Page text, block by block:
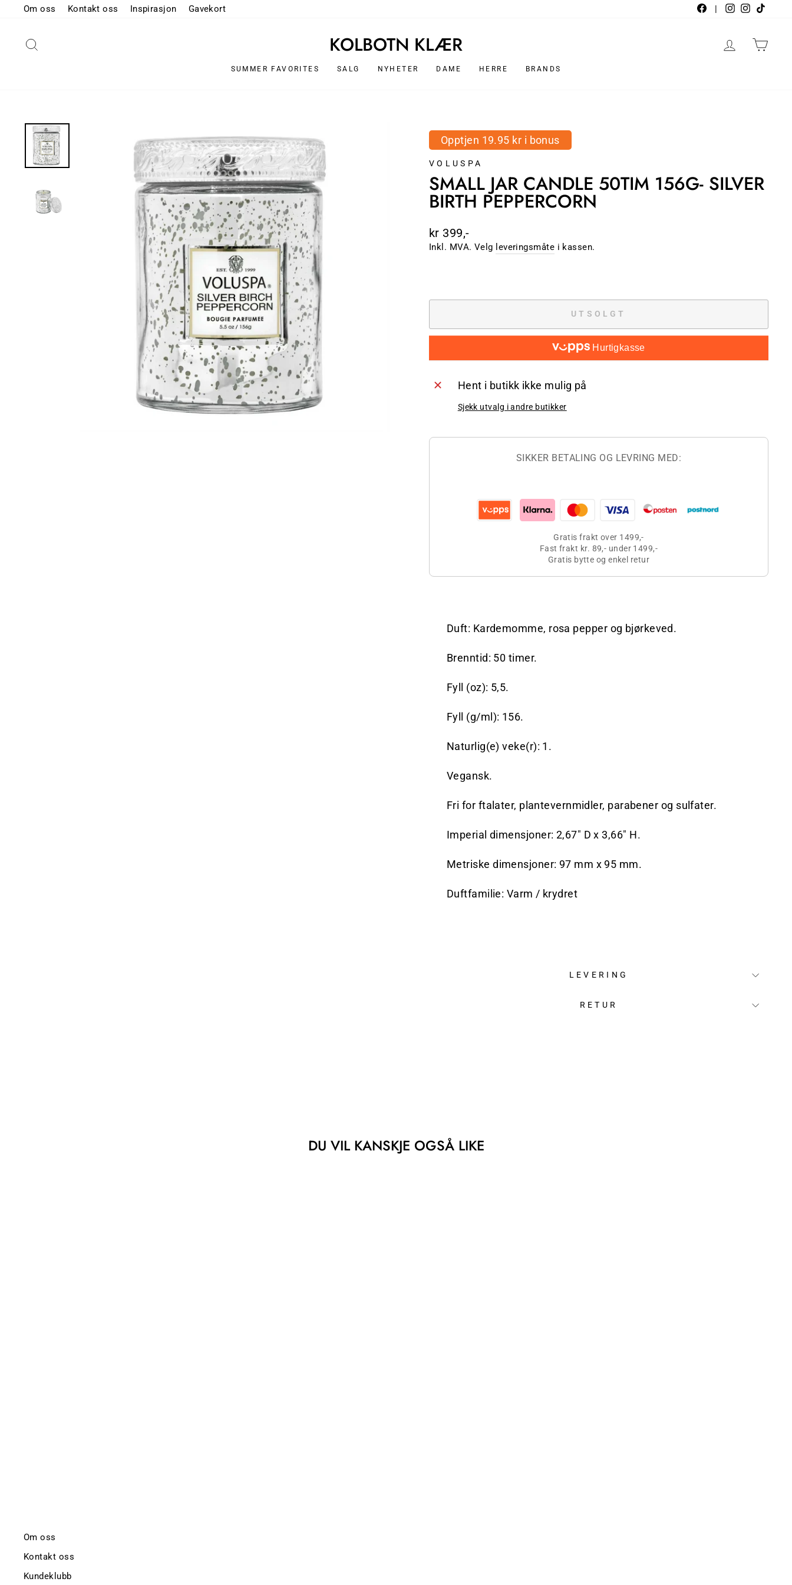
Hopp
innhold
Om oss Kontakt oss Inspirasjon Gavekort Facebook
| Instagram
KOLBOTN KLÆR LOGG INN
SUMMER FAVORITES SALG NYHETER DAME HERRE BRANDS
Opptjen 19.95 kr i bonus
VOLUSPA
SMALL JAR CANDLE 50TIM 156G- SILVER
BIRTH PEPPERCORN
Ordinær
pris
kr 399,-
Inkl. MVA. Velg leveringsmåte i kassen.
UTSOLGT
Hurtigkasse
Hent i butikk ikke mulig på
Sjekk utvalg i andre butikker
SIKKER BETALING OG LEVRING MED:
Gratis frakt over 1499,-
Fast frakt kr. 89,- under 1499,-
Gratis bytte og enkel retur
Duft: Kardemomme, rosa pepper og bjørkeved.
Brenntid: 50 timer.
Fyll (oz): 5,5.
Fyll (g/ml): 156.
Naturlig(e) veke(r): 1.
Vegansk.
Fri for ftalater, plantevernmidler, parabener og sulfater.
Imperial dimensjoner: 2,67" D x 3,66" H.
Metriske dimensjoner: 97 mm x 95 mm.
Duftfamilie: Varm / krydret
LEVERING
RETUR
DU VIL KANSKJE OGSÅ LIKE
Om oss
Kontakt oss
Kundeklubb